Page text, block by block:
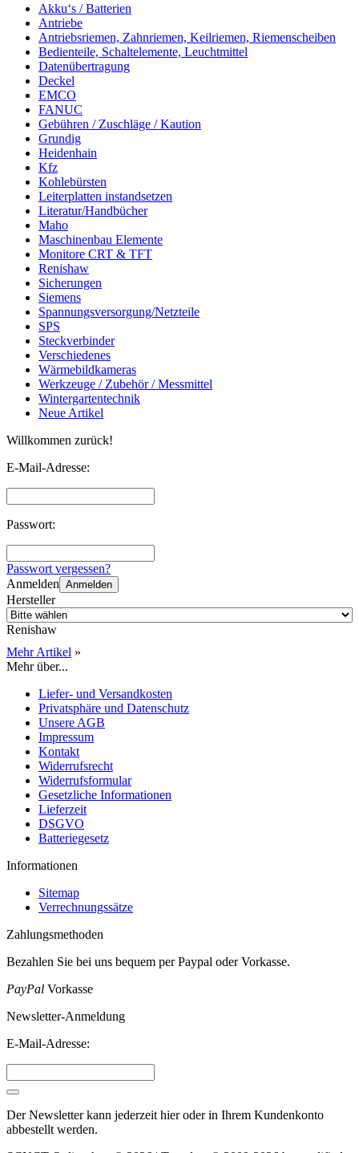
Akku‘s / Batterien
Antriebe
Antriebsriemen, Zahnriemen, Keilriemen, Riemenscheiben
Bedienteile, Schaltelemente, Leuchtmittel
Datenübertragung
Deckel
EMCO
FANUC
Gebühren / Zuschläge / Kaution
Grundig
Heidenhain
Kfz
Kohlebürsten
Leiterplatten instandsetzen
Literatur/Handbücher
Maho
Maschinenbau Elemente
Monitore CRT & TFT
Renishaw
Sicherungen
Siemens
Spannungsversorgung/Netzteile
SPS
Steckverbinder
Verschiedenes
Wärmebildkameras
Werkzeuge / Zubehör / Messmittel
Wintergartentechnik
Neue Artikel
Willkommen zurück!
E-Mail-Adresse:
Passwort:
Passwort vergessen?
Anmelden Anmelden
Hersteller
Renishaw
Mehr Artikel »
Mehr über...
Liefer- und Versandkosten
Privatsphäre und Datenschutz
Unsere AGB
Impressum
Kontakt
Widerrufsrecht
Widerrufsformular
Gesetzliche Informationen
Lieferzeit
DSGVO
Batteriegesetz
Informationen
Sitemap
Verrechnungssätze
Zahlungsmethoden
Bezahlen Sie bei uns bequem per Paypal oder Vorkasse.
PayPal Vorkasse
Newsletter-Anmeldung
E-Mail-Adresse:
Der Newsletter kann jederzeit hier oder in Ihrem Kundenkonto
abbestellt werden.